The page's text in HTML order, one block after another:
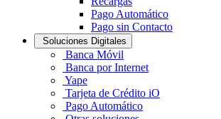
Pago Automático
Pago sin Contacto
Soluciones Digitales
Banca Móvil
Banca por Internet
Yape
Tarjeta de Crédito iO
Pago Automático